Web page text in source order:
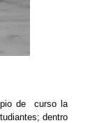
de curso la
dentro